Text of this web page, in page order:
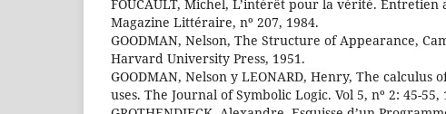
FOUCAULT, Michel, L’intérêt pour la vérité. Entretien
Magazine Littéraire, nº 207, 1984.
GOODMAN, Nelson, The Structure of Appearance,
Harvard University Press, 1951.
GOODMAN, Nelson y LEONARD, Henry, The calculus
uses. The Journal of Symbolic Logic. Vol 5, nº 2: 45-55,